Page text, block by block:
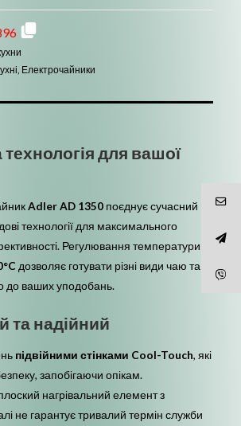
Електрочайники
для вашої
Adler AD 1350 поєднує сучасний
технології для максимального
Регулювання температури
дозволяє готувати різні види чаю та
до ваших уподобань.
та надійний
підвійними стінками Cool-Touch, які
запобігаючи опікам.
нагрівальний елемент з
не гарантує тривалий термін служби